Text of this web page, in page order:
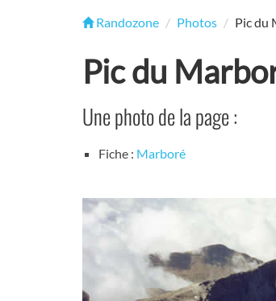
Randozone Photos Pic du
Pic du
Une photo de la page :
Fiche : Marboré